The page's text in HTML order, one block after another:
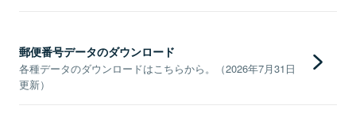
郵便番号データのダウンロード
各種データのダウンロードはこちらから。（2026年7月31日
更新）